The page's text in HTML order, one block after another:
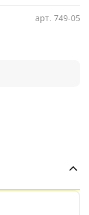
арт. 749-05